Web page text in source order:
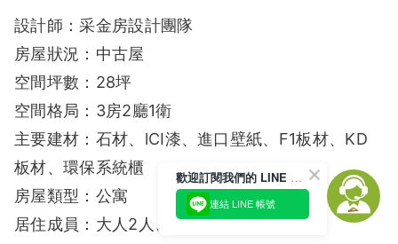
設計師：采金房設計團隊
房屋狀況：中古屋
空間坪數：28坪
空間格局：3房2廳1衛
主要建材：石材、lCI漆、進口壁紙、F1板材、KD
板材、環保系統櫃
房屋類型：公寓
居住成員：大人2人、小孩2人
歡迎訂閱我們的 LINE 官方帳號
連結 LINE 帳號